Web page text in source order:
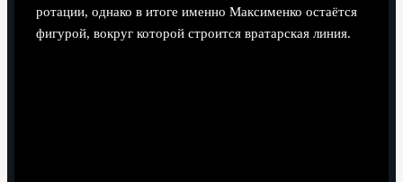
ротации, однако в итоге именно Максименко остаётся
фигурой, вокруг которой строится вратарская линия.